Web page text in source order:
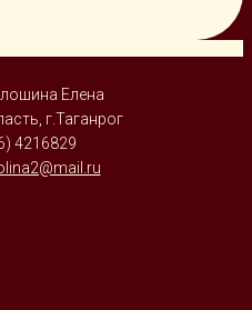
Елена
г.Таганрог
4216829